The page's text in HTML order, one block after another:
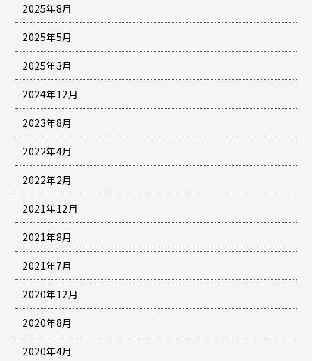
2025年8月
2025年5月
2025年3月
2024年12月
2023年8月
2022年4月
2022年2月
2021年12月
2021年8月
2021年7月
2020年12月
2020年8月
2020年4月